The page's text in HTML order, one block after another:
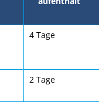
4 Tage
2 Tage